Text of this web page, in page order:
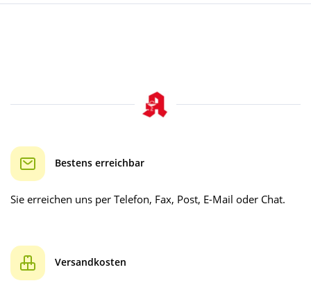
Bestens erreichbar
Sie erreichen uns per Telefon, Fax, Post, E-Mail oder Chat.
Versandkosten